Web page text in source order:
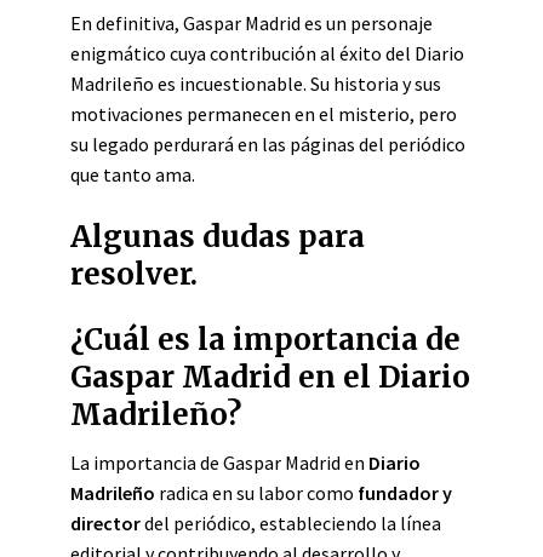
En definitiva, Gaspar Madrid es un personaje
enigmático cuya contribución al éxito del Diario
Madrileño es incuestionable. Su historia y sus
motivaciones permanecen en el misterio, pero
su legado perdurará en las páginas del periódico
que tanto ama.
Algunas dudas para
resolver.
¿Cuál es la importancia de
Gaspar Madrid en el Diario
Madrileño?
La importancia de Gaspar Madrid en Diario
Madrileño radica en su labor como fundador y
directordel periódico, estableciendo la línea